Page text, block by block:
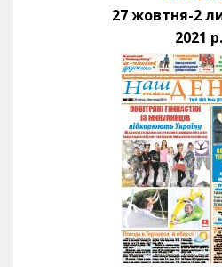
27 жовтня-2
2021 р.